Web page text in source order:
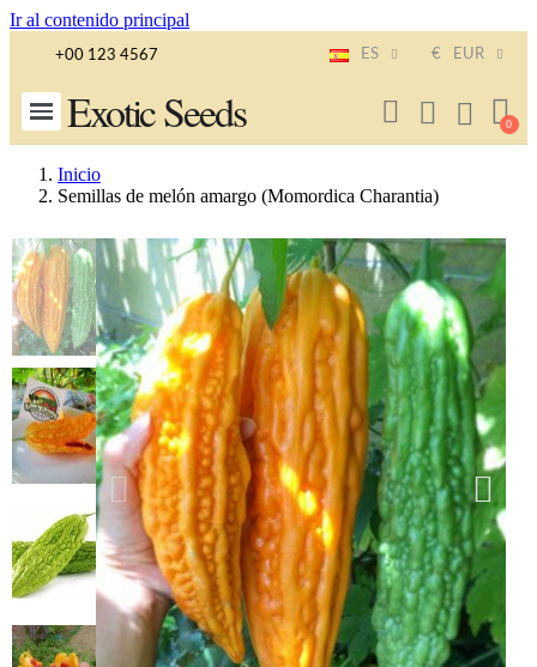
Ir al contenido principal
+00 123 4567 ES € EUR
Exotic Seeds
Inicio
Semillas de melón amargo (Momordica Charantia)